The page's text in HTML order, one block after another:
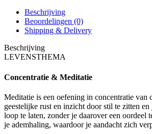
aantal
Beschrijving
Beoordelingen (0)
Shipping & Delivery
Beschrijving
LEVENSTHEMA
Concentratie & Meditatie
Meditatie is een oefening in concentratie van
geestelijke rust en inzicht door stil te zitten
loop te laten, zonder je daarover een oordeel
je ademhaling, waardoor je aandacht zich